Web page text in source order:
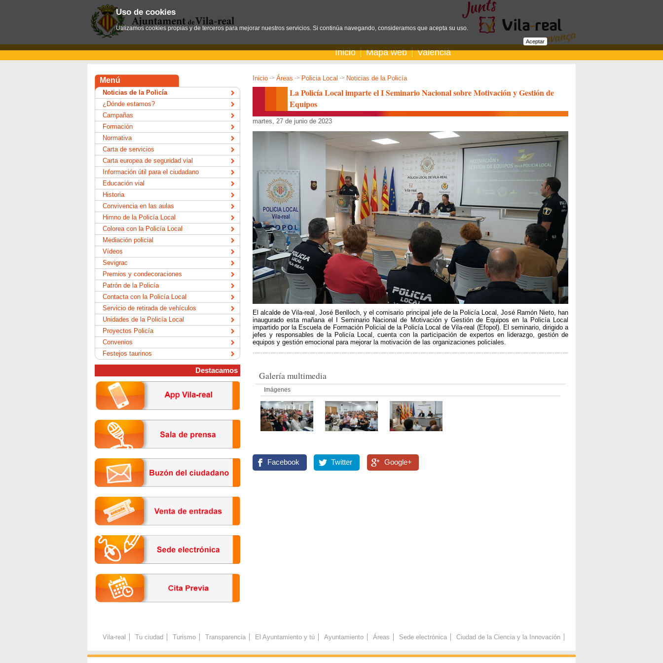
Inicio Mapa web Valencià
Inicio -> Áreas -> Policia Local -> Noticias de la Policía
La Policía Local imparte el I Seminario Nacional sobre Motivación y Gestión de
Equipos
martes, 27 de junio de 2023
El alcalde de Vila-real, José Benlloch, y el comisario principal jefe de la Policía Local, José Ramón Nieto, han
inaugurado esta mañana el I Seminario Nacional de Motivación y Gestión de Equipos en la Policía Local
impartido por la Escuela de Formación Policial de la Policía Local de Vila-real (Efopol). El seminario, dirigido a
jefes y responsables de la Policía Local, cuenta con la participación de expertos en liderazgo, gestión de
equipos y gestión emocional para mejorar la motivación de las organizaciones policiales.
Galería multimedia
Imágenes
Facebook Twitter Google+
Menú
Noticias de la Policía
¿Dónde estamos?
Campañas
Formación
Normativa
Carta de servicios
Carta europea de seguridad vial
Información útil para el ciudadano
Educación vial
Historia
Convivencia en las aulas
Himno de la Policía Local
Colorea con la Policía Local
Mediación policial
Vídeos
Sevigrac
Premios y condecoraciones
Patrón de la Policía
Contacta con la Policía Local
Servicio de retirada de vehículos
Unidades de la Policía Local
Proyectos Policía
Convenios
Festejos taurinos
Destacamos
Vila-real Tu ciudad Turismo Transparencia El Ayuntamiento y tú Ayuntamiento Áreas Sede electrónica Ciudad de la Ciencia y la Innovación
Uso de cookies
Utilizamos cookies propias y de terceros para mejorar nuestros servicios. Si continúa navegando, consideramos que acepta su uso.
Aceptar